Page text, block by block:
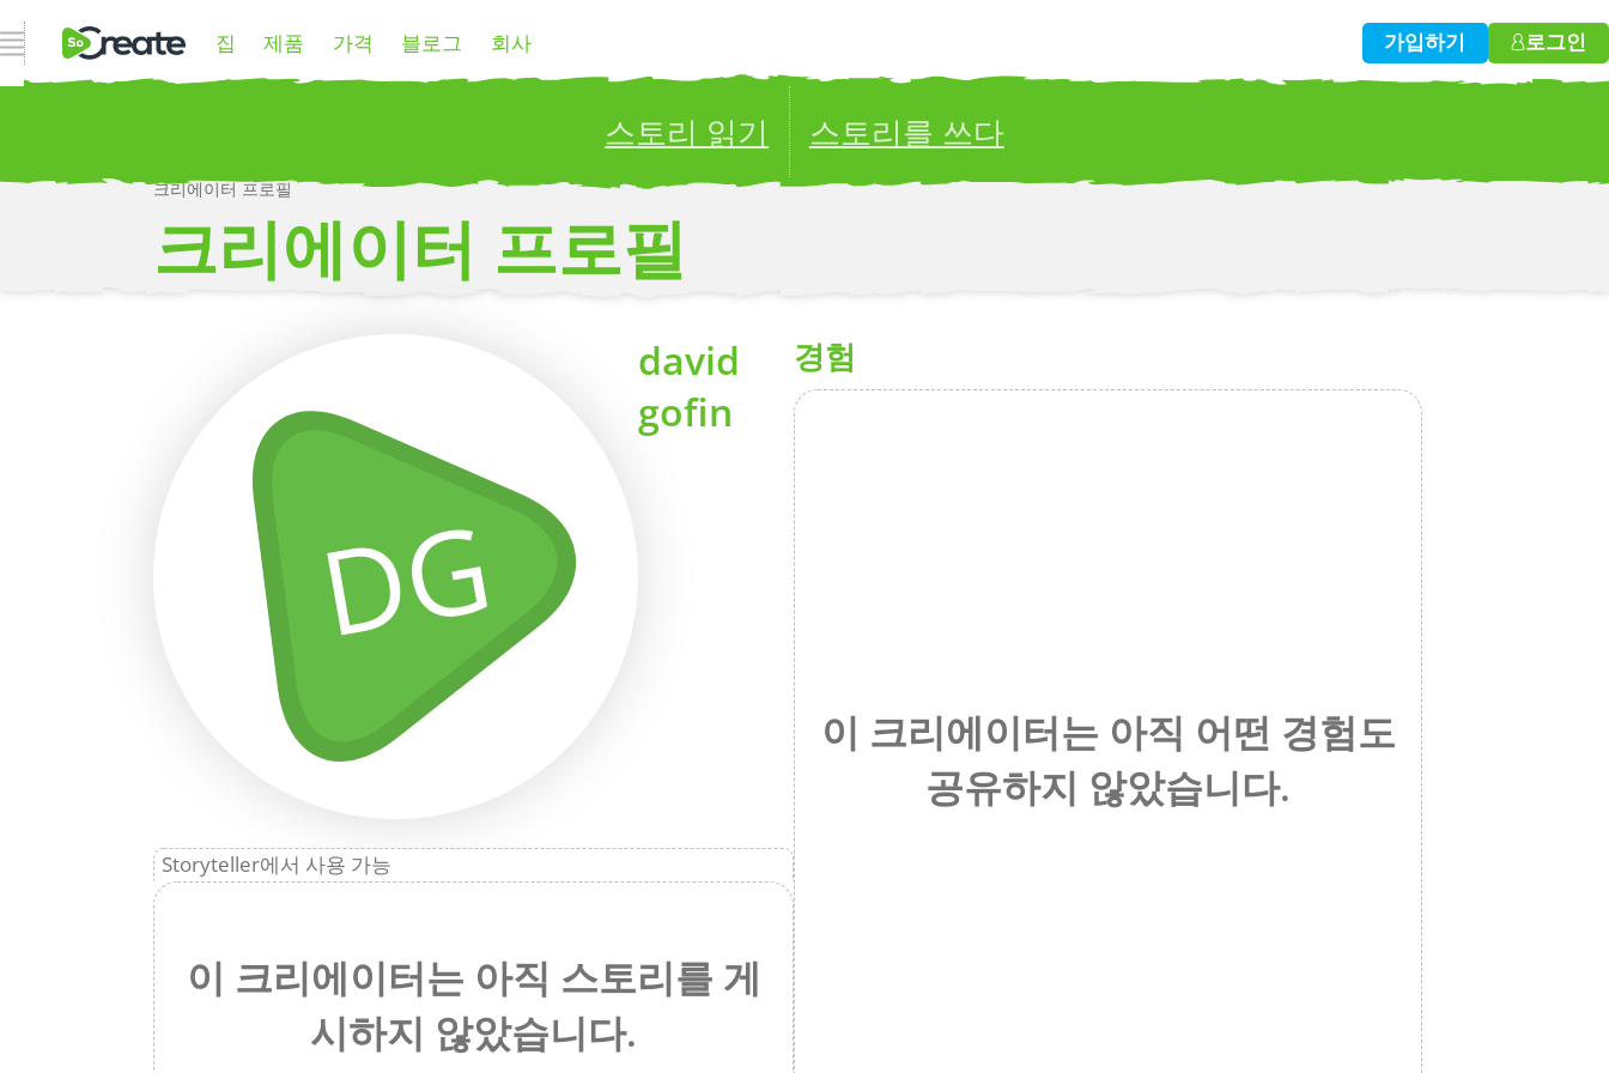
내비게이션 열기 집 제품 가격 블로그 회사 가입하기 로그인
스토리 읽기 스토리를 쓰다
Publish your stories to a global audience.
크리에이터 프로필
크리에이터 프로필
DG
david
gofin
Storyteller에서 사용 가능
이 크리에이터는 아직 스토리를 게
시하지 않았습니다.
경험
이 크리에이터는 아직 어떤 경험도
공유하지 않았습니다.